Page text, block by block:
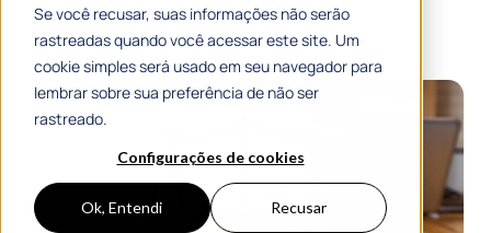
Se você recusar, suas informações não serão
rastreadas quando você acessar este site. Um
cookie simples será usado em seu navegador para
lembrar sobre sua preferência de não ser
rastreado.
Configurações de cookies
Ok, Entendi Recusar
Por Romulo Ribeiro Teixeira
18 Julho 2025
9 Min De Leitura